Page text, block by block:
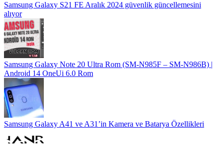
Samsung Galaxy S21 FE Aralık 2024 güvenlik güncellemesini
alıyor
Samsung Galaxy Note 20 Ultra Rom (SM-N985F – SM-N986B) |
Android 14 OneUi 6.0 Rom
Samsung Galaxy A41 ve A31’in Kamera ve Batarya Özellikleri